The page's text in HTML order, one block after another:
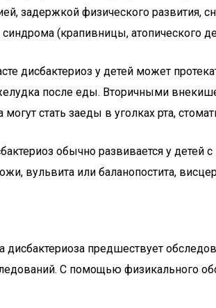
задержкой физического развития,
(крапивницы, атопического
дисбактериоз у детей может
после еды. Вторичными
стать заеды в уголках рта,
обычно развивается у
вульвита или баланопостита,
дисбактериоза предшествует
С помощью физикального